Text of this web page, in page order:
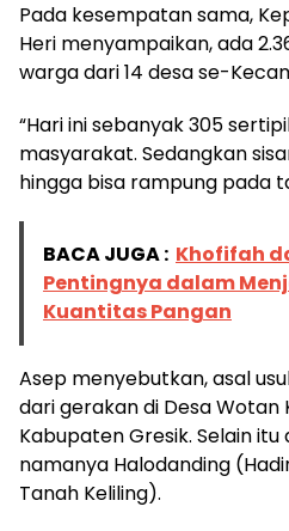
Pada kesempatan sama,
Heri menyampaikan, ada
warga dari 14 desa se-
“Hari ini sebanyak 305
masyarakat. Sedangkan
hingga bisa rampung pada
BACA JUGA : Khofifah
Pentingnya dalam
Kuantitas Pangan
Asep menyebutkan, asal
dari gerakan di Desa
Kabupaten Gresik. Selain
namanya Halodanding
Tanah Keliling).